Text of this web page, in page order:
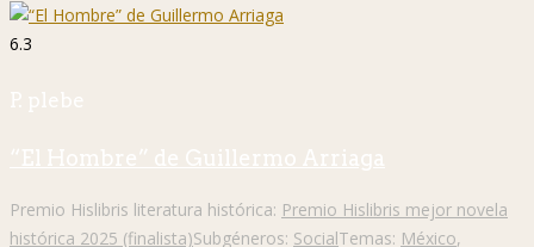
6.3
P. plebe
“El Hombre” de Guillermo Arriaga
Premio Hislibris literatura histórica: Premio Hislibris mejor novela
histórica 2025 (finalista)Subgéneros: SocialTemas: México,